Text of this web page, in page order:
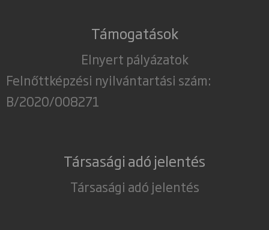
Támogatások
Elnyert pályázatok
Felnőttképzési nyilvántartási szám:
B/2020/008271
Társasági adó jelentés
Társasági adó jelentés